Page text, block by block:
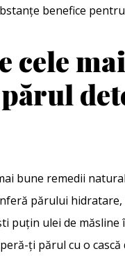
benefice
cele
bune remedii
părului
ulei de măsline
ți părul cu o